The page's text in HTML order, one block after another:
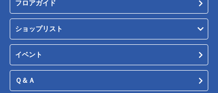
フロアガイド
ショップリスト
イベント
Ｑ＆Ａ